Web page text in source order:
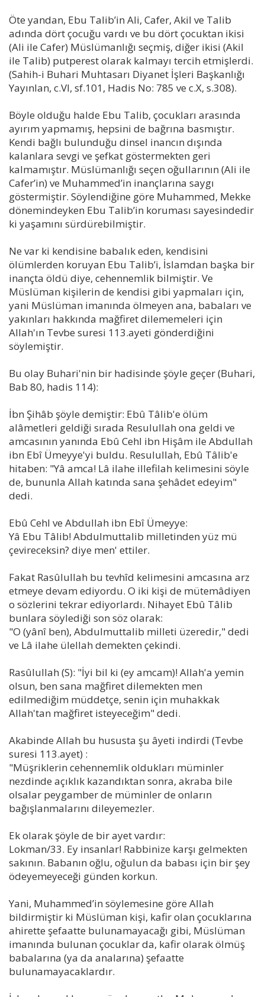
Öte yandan, Ebu Talib’in Ali, Cafer, Akil ve Talib
adında dört çocuğu vardı ve bu dört çocuktan ikisi
(Ali ile Cafer) Müslümanlığı seçmiş, diğer ikisi (Akil
ile Talib) putperest olarak kalmayı tercih etmişlerdi.
(Sahih-i Buhari Muhtasarı Diyanet İşleri Başkanlığı
Yayınlan, c.VI, sf.101, Hadis No: 785 ve c.X, s.308).
Böyle olduğu halde Ebu Talib, çocukları arasında
ayırım yapmamış, hepsini de bağrına basmıştır.
Kendi bağlı bulunduğu dinsel inancın dışında
kalanlara sevgi ve şefkat göstermekten geri
kalmamıştır. Müslümanlığı seçen oğullarının (Ali ile
Cafer’in) ve Muhammed’in inançlarına saygı
göstermiştir. Söylendiğine göre Muhammed, Mekke
dönemindeyken Ebu Talib’in koruması sayesindedir
ki yaşamını sürdürebilmiştir.
Ne var ki kendisine babalık eden, kendisini
ölümlerden koruyan Ebu Talib’i, İslamdan başka bir
inançta öldü diye, cehennemlik bilmiştir. Ve
Müslüman kişilerin de kendisi gibi yapmaları için,
yani Müslüman imanında ölmeyen ana, babaları ve
yakınları hakkında mağfiret dilememeleri için
Allah'ın Tevbe suresi 113.ayeti gönderdiğini
söylemiştir.
Bu olay Buhari'nin bir hadisinde şöyle geçer (Buhari,
Bab 80, hadis 114):
İbn Şihâb şöyle demiştir: Ebû Tâlib'e ölüm
alâmetleri geldiği sırada Resulullah ona geldi ve
amcasının yanında Ebû Cehl ibn Hişâm ile Abdullah
ibn Ebî Ümeyye'yi buldu. Resulullah, Ebû Tâlib'e
hitaben: "Yâ amca! Lâ ilahe illefilah kelimesini söyle
de, bununla Allah katında sana şehâdet edeyim"
dedi.
Ebû Cehl ve Abdullah ibn Ebî Ümeyye:
Yâ Ebu Tâlib! Abdulmuttalib milletinden yüz mü
çevireceksin? diye men' ettiler.
Fakat Rasûlullah bu tevhîd kelimesini amcasına arz
etmeye devam ediyordu. O iki kişi de mütemâdiyen
o sözlerini tekrar ediyorlardı. Nihayet Ebû Tâlib
bunlara söylediği son söz olarak:
"O (yânî ben), Abdulmuttalib milleti üzeredir," dedi
ve Lâ ilahe ülellah demekten çekindi.
Rasûlullah (S): "İyi bil ki (ey amcam)! Allah'a yemin
olsun, ben sana mağfiret dilemekten men
edilmediğim müddetçe, senin için muhakkak
Allah'tan mağfiret isteyeceğim" dedi.
Akabinde Allah bu hususta şu âyeti indirdi (Tevbe
suresi 113.ayet) :
"Müşriklerin cehennemlik oldukları müminler
nezdinde açıklık kazandıktan sonra, akraba bile
olsalar peygamber de müminler de onların
bağışlanmalarını dileyemezler.
Ek olarak şöyle de bir ayet vardır:
Lokman/33. Ey insanlar! Rabbinize karşı gelmekten
sakının. Babanın oğlu, oğulun da babası için bir şey
ödeyemeyeceği günden korkun.
Yani, Muhammed’in söylemesine göre Allah
bildirmiştir ki Müslüman kişi, kafir olan çocuklarına
ahirette şefaatte bulunamayacağı gibi, Müslüman
imanında bulunan çocuklar da, kafir olarak ölmüş
babalarına (ya da analarına) şefaatte
bulunamayacaklardır.